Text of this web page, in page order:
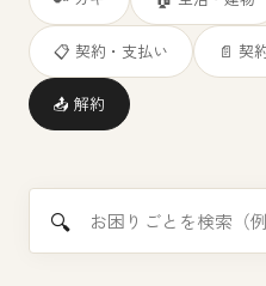
📋 契約・支払い 📄 契
📤 解約